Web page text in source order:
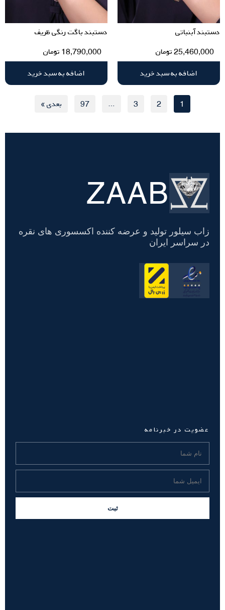
دستبند آبنباتی
25,460,000تومان
اضافه به سبد خرید
دستبند باگت رنگی ظریف
18,790,000 تومان
اضافه به سبد خرید
1
2
3
…
97 بعدی »
تسویه
حساب
ZAAB
زاب سیلور تولید و عرضه کننده اکسسوری های نقره
در سراسر ایران
عضویت در خبرنامه
ثبت